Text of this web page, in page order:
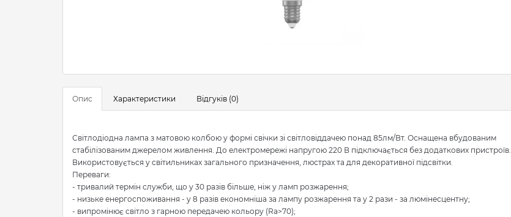
Опис Характеристики Відгуків (0)
Світлодіодна лампа з матовою колбою у формі свічки зі світловіддачею понад 85лм/Вт. Оснащена вбудованим
стабілізованим джерелом живлення. До електромережі напругою 220 В підключається без додаткових пристроїв.
Використовується у світильниках загального призначення, люстрах та для декоративної підсвітки.
Переваги:
- тривалий термін служби, що у 30 разів більше, ніж у ламп розжарення;
- низьке енергоспоживання - у 8 разів економніша за лампу розжарення та у 2 рази - за люмінесцентну;
- випромінює світло з гарною передачею кольору (Ra>70);